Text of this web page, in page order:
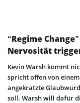
“Regime
Nervosität
Kevin Warsh kommt
spricht offen von einem
angekratzte
soll. Warsh will dafür